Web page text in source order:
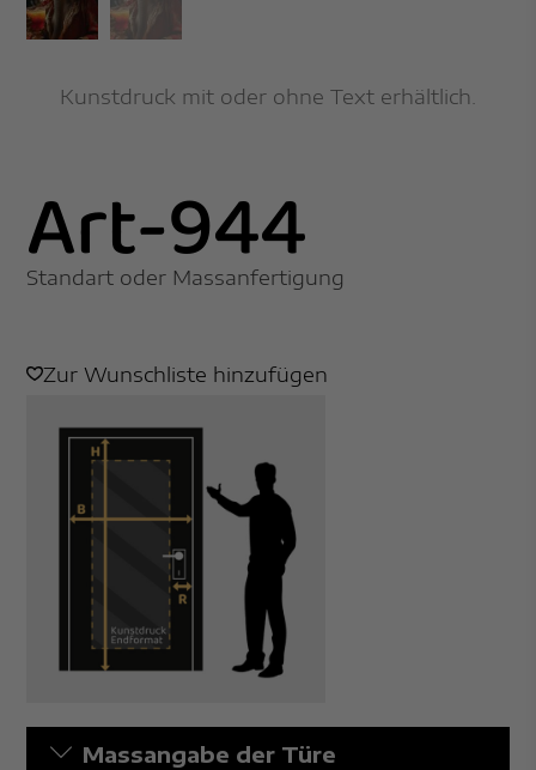
Kunstdruck mit oder ohne Text erhältlich.
Art-944
Standart oder Massanfertigung
Zur Wunschliste hinzufügen
Massangabe der Türe